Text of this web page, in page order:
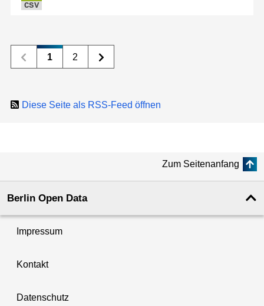
CSV
1 2
Diese Seite als RSS-Feed öffnen
Zum Seitenanfang
Berlin Open Data
Impressum
Kontakt
Datenschutz